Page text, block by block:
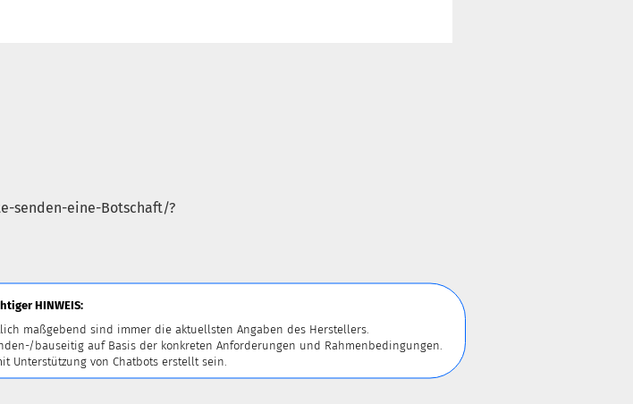
senden-eine-Botschaft/?
HINWEIS:
maßgebend sind immer die aktuellsten Angaben des Herstellers.
bauseitig auf Basis der konkreten Anforderungen und Rahmenbedingungen.
Unterstützung von Chatbots erstellt sein.